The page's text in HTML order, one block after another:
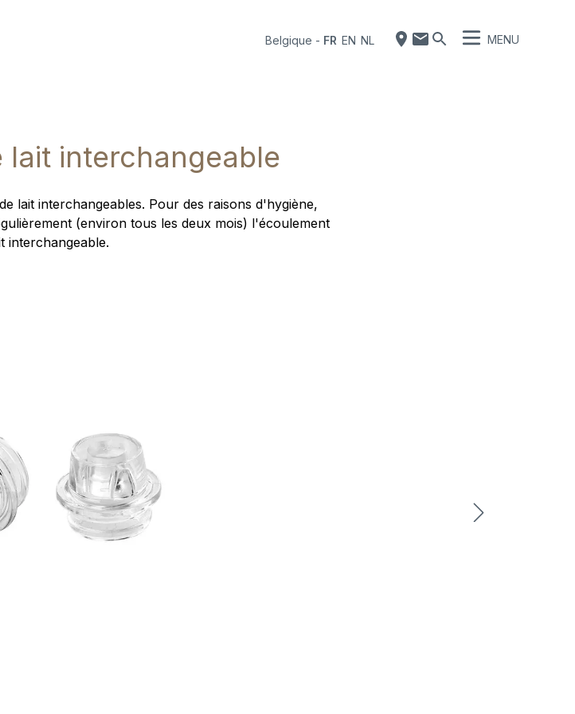
Belgique - FR EN NL MENU
lait interchangeable
lait interchangeables. Pour des raisons d'hygiène,
(environ tous les deux mois) l'écoulement
interchangeable.